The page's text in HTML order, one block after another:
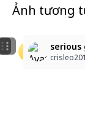
Ảnh tương
soddy
初投稿
蜜柑mikan